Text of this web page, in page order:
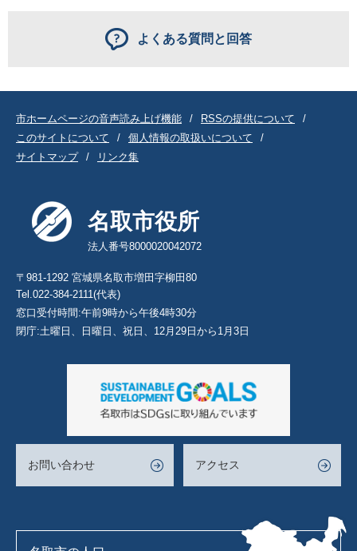
よくある質問と回答
市ホームページの音声読み上げ機能
RSSの提供について
このサイトについて
個人情報の取扱いについて
サイトマップ
リンク集
名取市役所
法人番号8000020042072
〒981-1292 宮城県名取市増田字柳田80
Tel.022-384-2111(代表)
窓口受付時間:午前9時から午後4時30分
閉庁:土曜日、日曜日、祝日、12月29日から1月3日
お問い合わせ アクセス